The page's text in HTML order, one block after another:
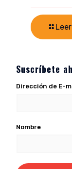
Suscríbete
Dirección de E-
Nombre